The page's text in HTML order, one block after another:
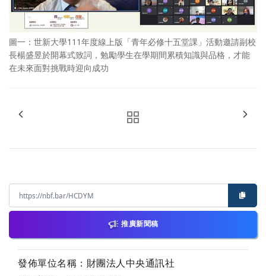
圖一：世新大學111年度線上版「青年必修十五堂課」活動邀請副校
長楊盛昱於開幕式致詞，勉勵學生在學期間累積知識與品格，才能
在未來面對挑戰時迎向成功
推廣新聞稿
發佈單位名稱：財團法人中央通訊社